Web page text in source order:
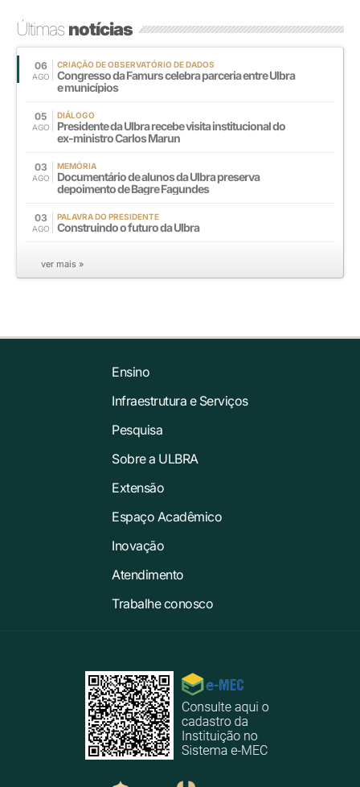
Últimasnotícias
06
AGO
CRIAÇÃO DE OBSERVATÓRIO DE DADOS
Congresso da Famurs celebra parceria entre Ulbra
e municípios
05
AGO
DIÁLOGO
Presidente da Ulbra recebe visita institucional do
ex-ministro Carlos Marun
03
AGO
MEMÓRIA
Documentário de alunos da Ulbra preserva
depoimento de Bagre Fagundes
03
AGO
PALAVRA DO PRESIDENTE
Construindo o futuro da Ulbra
ver mais »
Ensino
Infraestrutura e Serviços
Pesquisa
Sobre a ULBRA
Extensão
Espaço Acadêmico
Inovação
Atendimento
Trabalhe conosco